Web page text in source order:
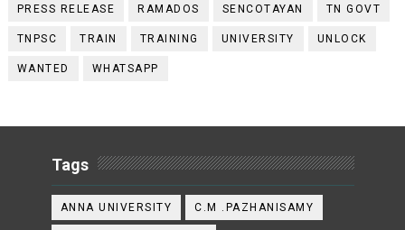
PRESS RELEASE RAMADOS SENCOTAYAN TN GOVT
TNPSC TRAIN TRAINING UNIVERSITY UNLOCK
WANTED WHATSAPP
Tags
ANNA UNIVERSITY C.M .PAZHANISAMY